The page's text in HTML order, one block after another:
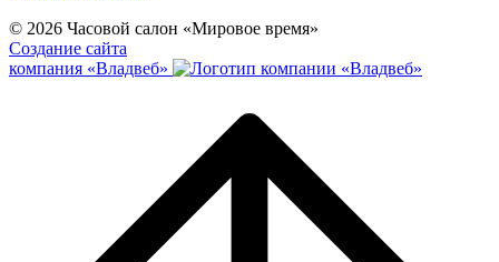
© 2026 Часовой салон «Мировое время»
Создание сайта
компания «Владвеб»